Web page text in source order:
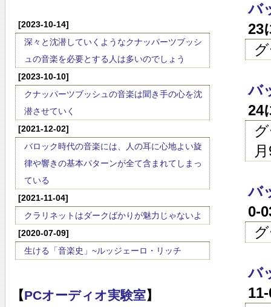
[2023-10-14]
深々と沈潜していくようなクナッパーツブッシ
ュの音楽を必要とする人は多いのでしょう
[2023-10-10]
クナッパーツブッシュの音楽は聞き手の心を沈
潜させていく
[2021-12-02]
バロック時代の音楽には、人の耳に心地よい旋
律や響きの基本パターンが全て含まれてしまっ
ている
[2021-11-04]
クラリネットはダークばかりが魅力じゃないよ
[2020-07-09]
生ける「音楽史」~ルッジェーロ・リッチ
【PCオーディオ実験室】
バ
23
バ
24
バ
0-
バ